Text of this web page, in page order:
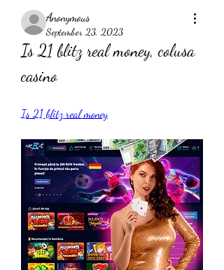
Anonymous
September 23, 2023
Is 21 blitz real money, colusa
casino
Is 21 blitz real money